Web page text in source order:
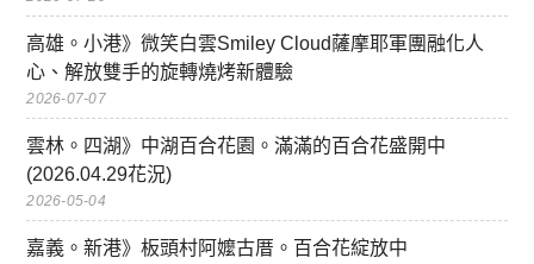
高雄。小港》微笑白雲Smiley Cloud薩摩耶軍團融化人
心、解放雙手的旋轉燒烤新體驗
2026-07-07
雲林。四湖》中湖百合花園。滿滿的百合花盛開中
(2026.04.29花況)
2026-05-04
嘉義。新港》板頭村阿嬤古厝。百合花綻放中